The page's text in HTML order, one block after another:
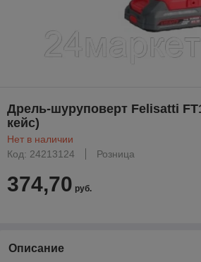
Дрель-шуруповерт Felisatti
кейс)
Нет в наличии
Код: 24213124
Розница
374,70 руб.
Описание